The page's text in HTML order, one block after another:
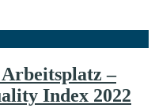
–
Index 2022